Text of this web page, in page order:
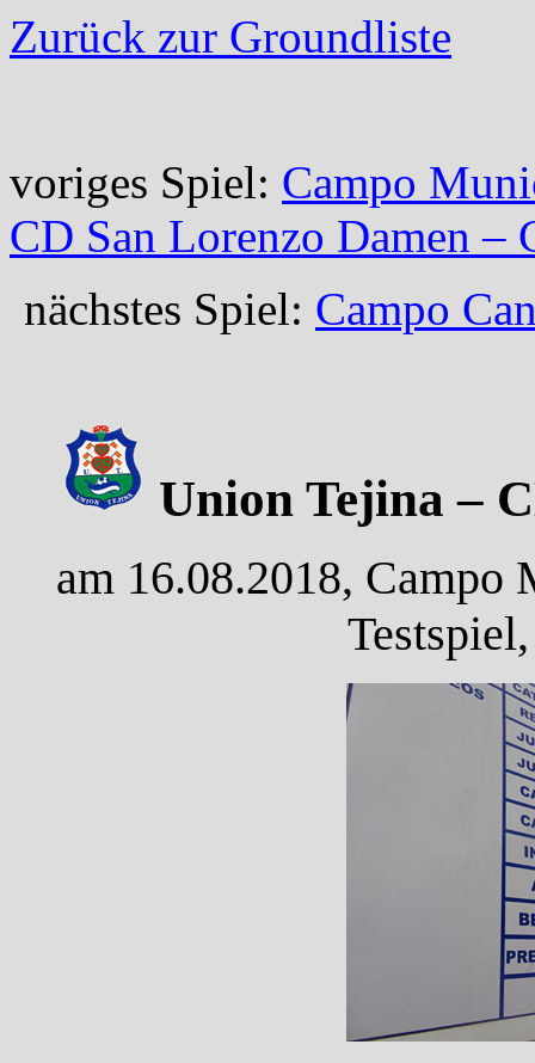
Zurück zur Groundliste
voriges Spiel: Campo
CD San Lorenzo Damen –
nächstes Spiel: Campo
Union Tejina –
am 16.08.2018, Campo